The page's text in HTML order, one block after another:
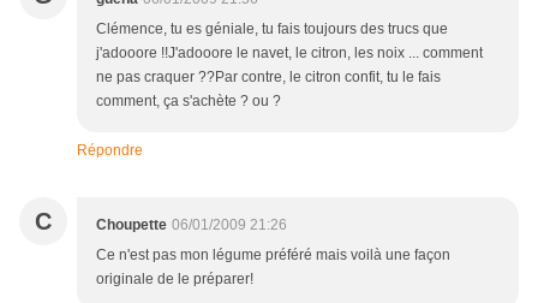
Clémence, tu es géniale, tu fais toujours des trucs que
j'adooore !!J'adooore le navet, le citron, les noix ... comment
ne pas craquer ??Par contre, le citron confit, tu le fais
comment, ça s'achète ? ou ?
Répondre
C Choupette 06/01/2009 21:26
Ce n'est pas mon légume préféré mais voilà une façon
originale de le préparer!